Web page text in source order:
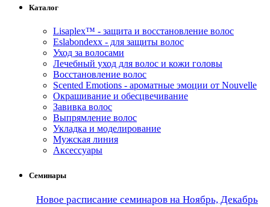
Каталог
Lisaplex™ - защита и восстановление волос
Eslabondexx - для защиты волос
Уход за волосами
Лечебный уход для волос и кожи головы
Восстановление волос
Scented Emotions - ароматные эмоции от Nouvelle
Окрашивание и обесцвечивание
Завивка волос
Выпрямление волос
Укладка и моделирование
Мужская линия
Аксессуары
Семинары
Новое расписание семинаров на Ноябрь, Декабрь